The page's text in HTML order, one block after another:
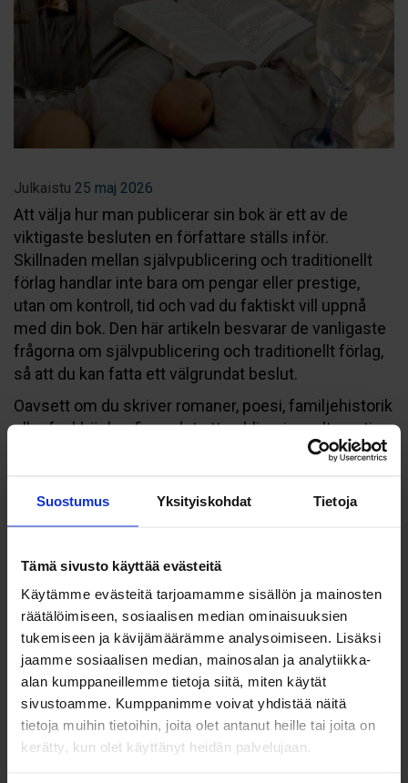
Suostumus Yksityiskohdat Tietoja
Tämä sivusto käyttää evästeitä
Käytämme evästeitä tarjoamamme sisällön ja mainosten
räätälöimiseen, sosiaalisen median ominaisuuksien
tukemiseen ja kävijämäärämme analysoimiseen. Lisäksi
jaamme sosiaalisen median, mainosalan ja analytiikka-
alan kumppaneillemme tietoja siitä, miten käytät
sivustoamme. Kumppanimme voivat yhdistää näitä
tietoja muihin tietoihin, joita olet antanut heille tai joita on
kerätty, kun olet käyttänyt heidän palvelujaan.
Julkaistu 25 maj 2026
Att välja hur man publicerar sin bok är ett av de
viktigaste besluten en författare ställs inför.
Skillnaden mellan självpublicering och traditionellt
förlag handlar inte bara om pengar eller prestige,
utan om kontroll, tid och vad du faktiskt vill uppnå
med din bok. Den här artikeln besvarar de vanligaste
frågorna om självpublicering och traditionellt förlag,
så att du kan fatta ett välgrundat beslut.
Oavsett om du skriver romaner, poesi, familjehistorik
eller fackböcker finns det ett publiceringsalternativ
som passar just dig. Låt oss gå igenom de viktigaste
Hur fungerar processen
hos ett traditionellt förlag?
Vid traditionell publicering skickar författaren sitt
manus till ett bokförlag, som sedan bedömer om
boken passar deras utgivningslista. Om förlaget
accepterar manuset tar de över hela
produktionsprocessen, inklusive redigering,
formgivning, tryckning och distribution. Författaren
får vanligtvis ett förskott och därefter royalty på